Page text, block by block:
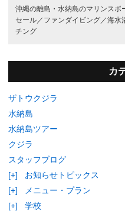
沖縄の離島・水納島のマリンスポ
セール／ ファンダイビング／海水
チング
カ
ザトウクジラ
水納島
水納島ツアー
クジラ
スタッフブログ
[+]
お知らせトピックス
[+]
メニュー・プラン
[+]
学校